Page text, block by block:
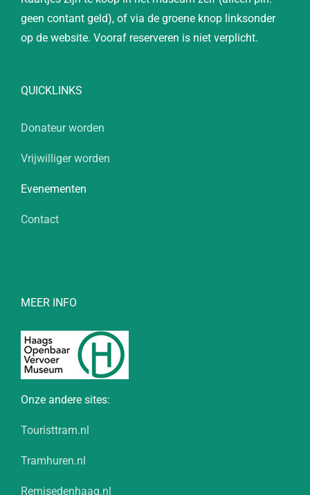
geen contant geld), of via de groene knop linksonder
op de website. Vooraf reserveren is niet verplicht.
QUICKLINKS
Donateur worden
Vrijwilliger worden
Evenementen
Contact
MEER INFO
Onze andere sites:
Touristtram.nl
Tramhuren.nl
Remisedenhaag.nl